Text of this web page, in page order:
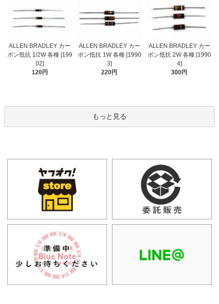
ALLEN BRADLEY カー
ボン抵抗 1/2W 各種 [199
02]
120円
ALLEN BRADLEY カー
ボン抵抗 1W 各種 [1990
3]
220円
ALLEN BRADLEY カー
ボン抵抗 2W 各種 [1990
4]
300円
もっと見る